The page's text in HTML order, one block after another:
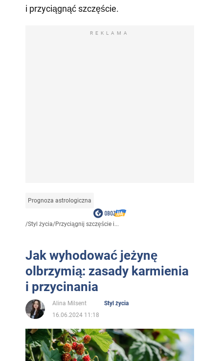
i przyciągnąć szczęście.
REKLAMA
Prognoza astrologiczna
/Styl życia/Przyciągnij szczęście i...
Jak wyhodować jeżynę
olbrzymią: zasady karmienia
i przycinania
Alina Milsent
Styl życia
16.06.2024 11:18